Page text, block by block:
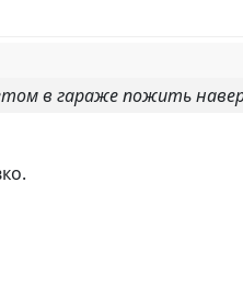
в гараже пожить